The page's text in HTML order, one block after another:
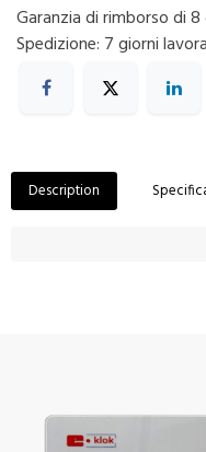
Garanzia di rimborso di 8
Spedizione: 7 giorni
Description